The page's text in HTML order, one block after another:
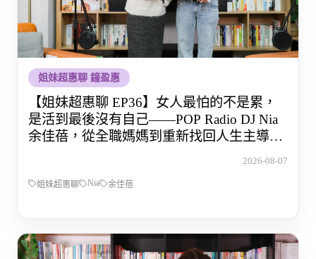
姐妹超惠聊 鐘盈惠
【姐妹超惠聊 EP36】女人最怕的不是累，
是活到最後沒有自己——POP Radio DJ Nia
余佳蓓，從全職媽媽到重新找回人生主導權
2026-08-07
姐妹超惠聊 Nia 余佳蓓